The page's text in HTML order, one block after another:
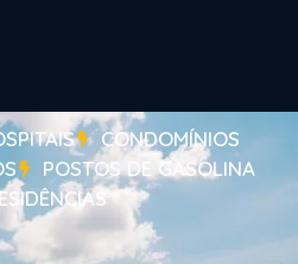
CONDOMÍNIOS
POSTOS DE GASOLINA